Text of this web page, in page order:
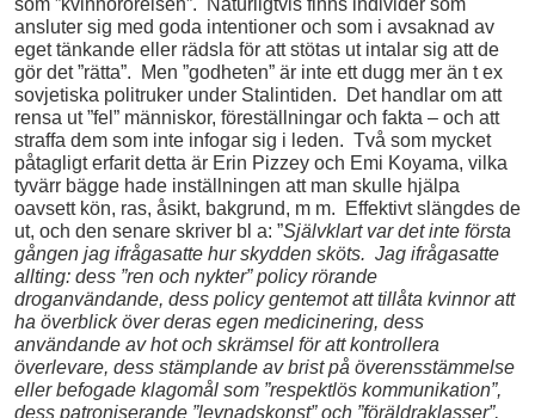
som ”kvinnorörelsen”. Naturligtvis finns individer som
ansluter sig med goda intentioner och som i avsaknad av
eget tänkande eller rädsla för att stötas ut intalar sig att de
gör det ”rätta”. Men ”godheten” är inte ett dugg mer än t ex
sovjetiska politruker under Stalintiden. Det handlar om att
rensa ut ”fel” människor, föreställningar och fakta – och att
straffa dem som inte infogar sig i leden. Två som mycket
påtagligt erfarit detta är Erin Pizzey och Emi Koyama, vilka
tyvärr bägge hade inställningen att man skulle hjälpa
oavsett kön, ras, åsikt, bakgrund, m m. Effektivt slängdes de
ut, och den senare skriver bl a: ”Självklart var det inte första
gången jag ifrågasatte hur skydden sköts. Jag ifrågasatte
allting: dess ”ren och nykter” policy rörande
droganvändande, dess policy gentemot att tillåta kvinnor att
ha överblick över deras egen medicinering, dess
användande av hot och skrämsel för att kontrollera
överlevare, dess stämplande av brist på överensstämmelse
eller befogade klagomål som ”respektlös kommunikation”,
dess patroniserande ”levnadskonst” och ”föräldraklasser”,